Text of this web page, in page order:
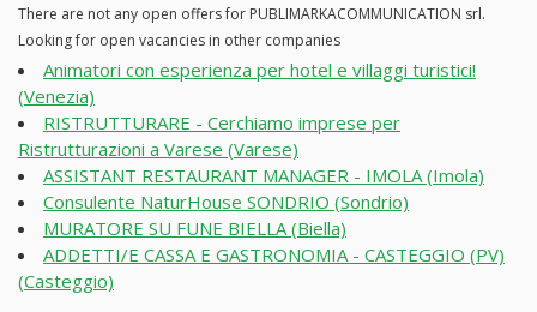
There are not any open offers for PUBLIMARKACOMMUNICATION srl.
Looking for open vacancies in other companies
Animatori con esperienza per hotel e villaggi turistici!
(Venezia)
RISTRUTTURARE - Cerchiamo imprese per
Ristrutturazioni a Varese (Varese)
ASSISTANT RESTAURANT MANAGER - IMOLA (Imola)
Consulente NaturHouse SONDRIO (Sondrio)
MURATORE SU FUNE BIELLA (Biella)
ADDETTI/E CASSA E GASTRONOMIA - CASTEGGIO (PV)
(Casteggio)